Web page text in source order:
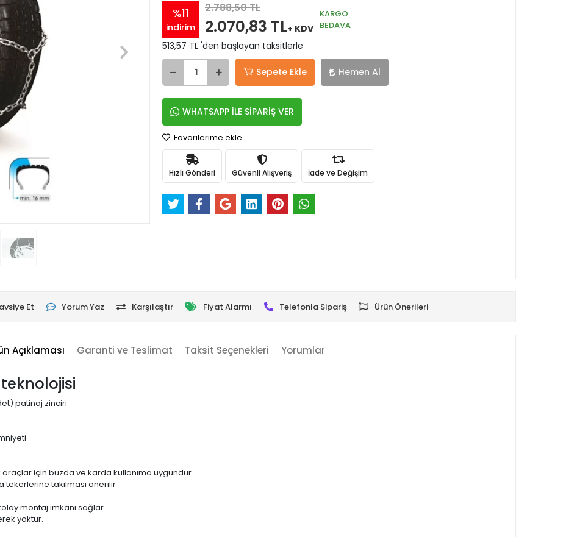
%11
indirim
2.788,50 TL
2.070,83 TL+ KDV
KARGO
BEDAVA
513,57 TL 'den başlayan taksitlerle
Sepete Ekle Hemen Al
WHATSAPP İLE SİPARİŞ VER
Favorilerime ekle
Hızlı Gönderi Güvenli Alışveriş İade ve Değişim
Et Yorum Yaz Karşılaştır Fiyat Alarmı Telefonla Sipariş Ürün Önerileri
Açıklaması Garanti ve Teslimat Taksit Seçenekleri Yorumlar
patinaj zinciri
için buzda ve karda kullanıma uygundur
takılması önerilir
montaj imkanı sağlar.
yoktur.